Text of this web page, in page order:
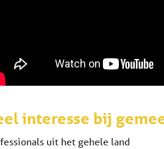
interesse bij
uit het gehele land